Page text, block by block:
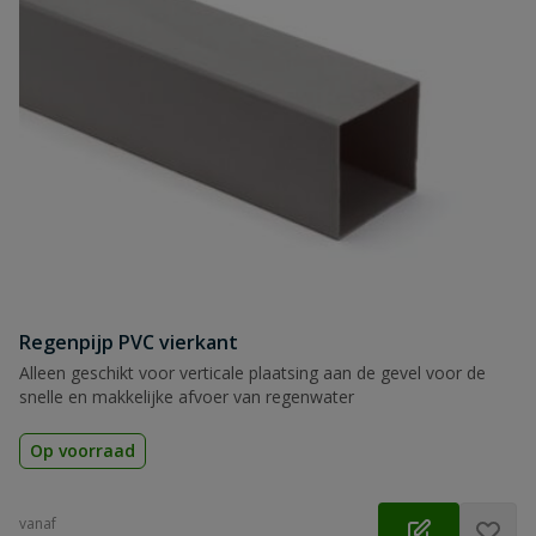
Regenpijp PVC vierkant
Alleen geschikt voor verticale plaatsing aan de gevel voor de
snelle en makkelijke afvoer van regenwater
Op voorraad
vanaf